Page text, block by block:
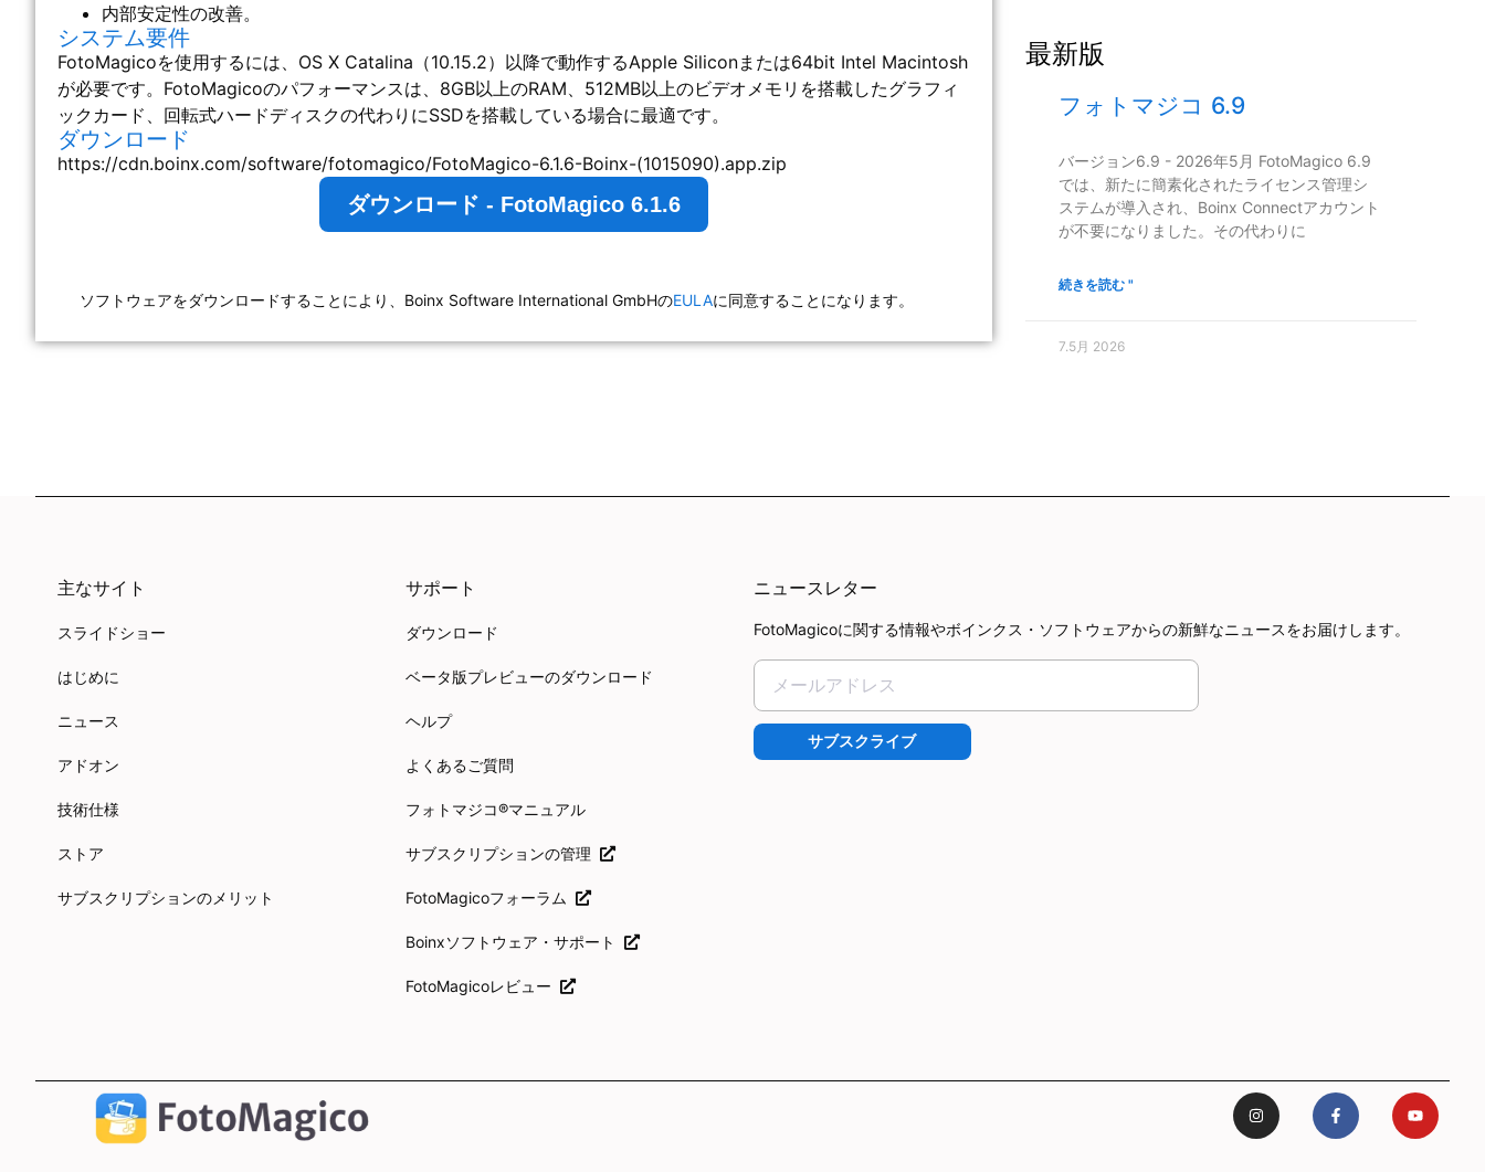
内部安定性の改善。
システム要件
FotoMagicoを使用するには、OS X Catalina（10.15.2）以降で動作するApple Siliconまたは64bit Intel Macintosh
が必要です。FotoMagicoのパフォーマンスは、8GB以上のRAM、512MB以上のビデオメモリを搭載したグラフィ
ックカード、回転式ハードディスクの代わりにSSDを搭載している場合に最適です。
ダウンロード
https://cdn.boinx.com/software/fotomagico/FotoMagico-6.1.6-Boinx-(1015090).app.zip
ダウンロード - FotoMagico 6.1.6
ソフトウェアをダウンロードすることにより、Boinx Software International GmbHのEULAに同意することになります。
最新版
フォトマジコ 6.9
バージョン6.9 - 2026年5月 FotoMagico 6.9
では、新たに簡素化されたライセンス管理シ
ステムが導入され、Boinx Connectアカウント
が不要になりました。その代わりに
続きを読む "
7.5月 2026
主なサイト
スライドショー
はじめに
ニュース
アドオン
技術仕様
ストア
サブスクリプションのメリット
サポート
ダウンロード
ベータ版プレビューのダウンロード
ヘルプ
よくあるご質問
フォトマジコ®マニュアル
サブスクリプションの管理
FotoMagicoフォーラム
Boinxソフトウェア・サポート
FotoMagicoレビュー
ニュースレター
FotoMagicoに関する情報やボインクス・ソフトウェアからの新鮮なニュースをお届けします。
サブスクライブ